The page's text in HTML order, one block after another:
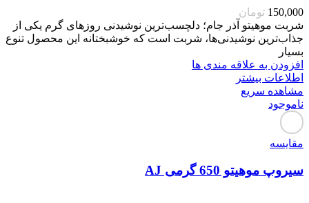
150,000 تومان
شربت موهیتو آذر جام؛ دلچسب‌ترین نوشیدنی روزهای گرم یکی از
جذاب‌ترین نوشیدنی‌ها، شربت است که خوشبختانه این محصول تنوع
بسیار
افزودن به علاقه مندی ها
اطلاعات بیشتر
مشاهده سریع
ناموجود
مقایسه
سیروپ موهیتو 650 گرمی AJ